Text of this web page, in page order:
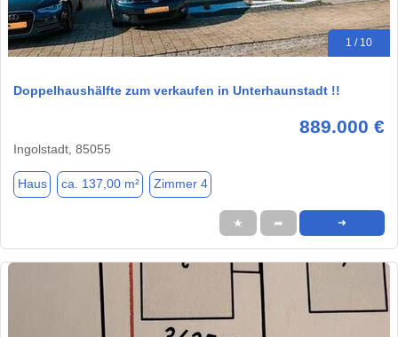
1 / 10
Doppelhaushälfte zum verkaufen in Unterhaunstadt !!
889.000 €
Ingolstadt, 85055
Haus ca. 137,00 m² Zimmer 4
★ ➦ ➜